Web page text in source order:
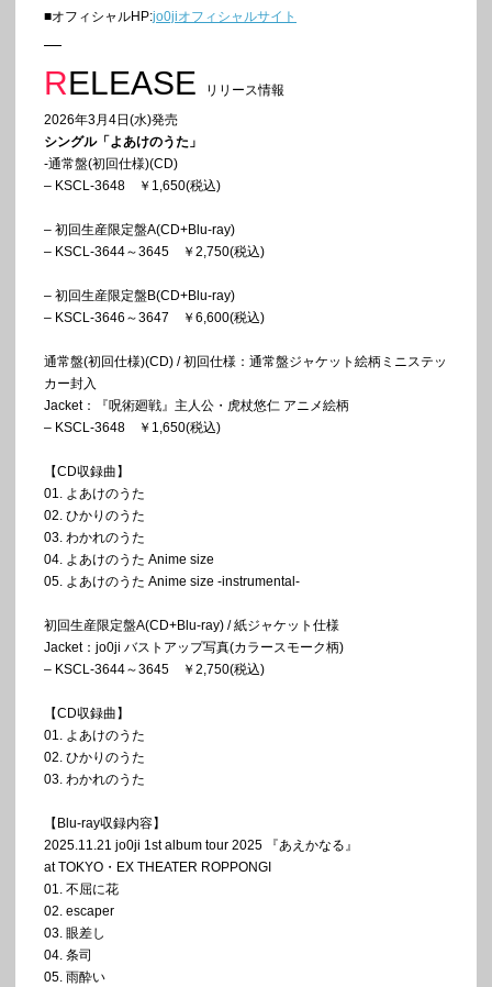
■オフィシャルHP:jo0jiオフィシャルサイト
RELEASE
リリース情報
2026年3月4日(水)発売
シングル「よあけのうた」
-通常盤(初回仕様)(CD)
– KSCL-3648 ￥1,650(税込)
– 初回生産限定盤A(CD+Blu-ray)
– KSCL-3644～3645 ￥2,750(税込)
– 初回生産限定盤B(CD+Blu-ray)
– KSCL-3646～3647 ￥6,600(税込)
通常盤(初回仕様)(CD) / 初回仕様：通常盤ジャケット絵柄ミニステッ
カー封入
Jacket：『呪術廻戦』主人公・虎杖悠仁 アニメ絵柄
– KSCL-3648 ￥1,650(税込)
【CD収録曲】
01. よあけのうた
02. ひかりのうた
03. わかれのうた
04. よあけのうた Anime size
05. よあけのうた Anime size -instrumental-
初回生産限定盤A(CD+Blu-ray) / 紙ジャケット仕様
Jacket：jo0ji バストアップ写真(カラースモーク柄)
– KSCL-3644～3645 ￥2,750(税込)
【CD収録曲】
01. よあけのうた
02. ひかりのうた
03. わかれのうた
【Blu-ray収録内容】
2025.11.21 jo0ji 1st album tour 2025 『あえかなる』
at TOKYO・EX THEATER ROPPONGI
01. 不屈に花
02. escaper
03. 眼差し
04. 条司
05. 雨酔い